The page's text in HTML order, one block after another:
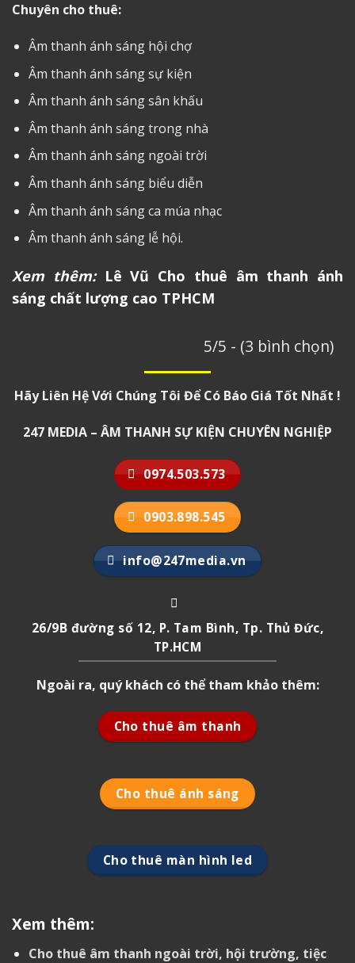
Chuyên cho thuê:
Âm thanh ánh sáng hội chợ
Âm thanh ánh sáng sự kiện
Âm thanh ánh sáng sân khấu
Âm thanh ánh sáng trong nhà
Âm thanh ánh sáng ngoài trời
Âm thanh ánh sáng biểu diễn
Âm thanh ánh sáng ca múa nhạc
Âm thanh ánh sáng lễ hội.
Xem thêm: Lê Vũ Cho thuê âm thanh ánh
sáng chất lượng cao TPHCM
5/5 - (3 bình chọn)
Hãy Liên Hệ Với Chúng Tôi Để Có Báo Giá Tốt Nhất !
247 MEDIA – ÂM THANH SỰ KIỆN CHUYÊN NGHIỆP
0974.503.573
0903.898.545
info@247media.vn
26/9B đường số 12, P. Tam Bình, Tp. Thủ Đức,
TP.HCM
Ngoài ra, quý khách có thể tham khảo thêm:
Cho thuê âm thanh
Cho thuê ánh sáng
Cho thuê màn hình led
Xem thêm:
Cho thuê âm thanh ngoài trời, hội trường, tiệc